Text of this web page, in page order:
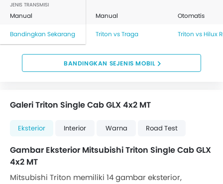
JENIS TRANSMISI
Manual Manual Otomatis
Bandingkan Sekarang Triton vs Traga Triton vs Hilux
BANDINGKAN SEJENIS MOBIL
Galeri Triton Single Cab GLX 4x2 MT
Eksterior Interior Warna Road Test
Gambar Eksterior Mitsubishi Triton Single Cab GLX
4x2 MT
Mitsubishi Triton memiliki 14 gambar eksterior,